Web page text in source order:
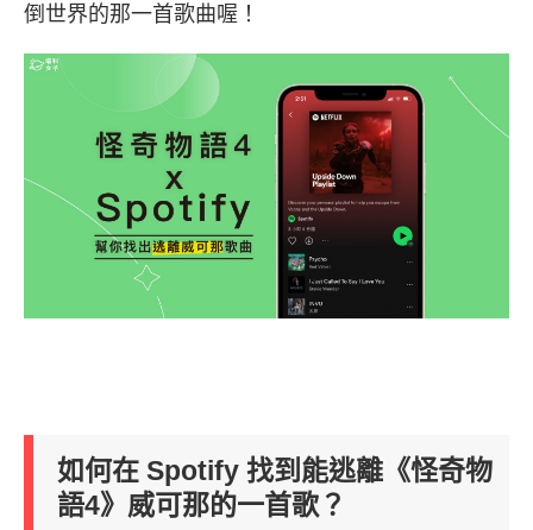
倒世界的那一首歌曲喔！
如何在 Spotify 找到能逃離《怪奇物
語4》威可那的一首歌？